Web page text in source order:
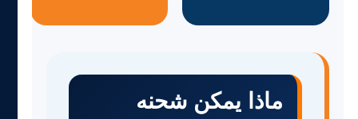
ماذا يمكن شحنه